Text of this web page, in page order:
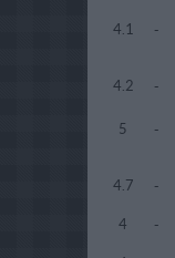
4.1 -
4.2 -
5 -
4.7 -
4 -